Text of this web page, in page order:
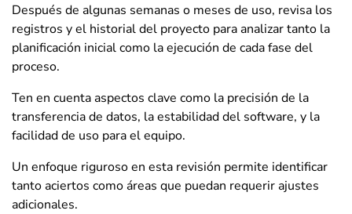
Después de algunas semanas o meses de uso, revisa los
registros y el historial del proyecto para analizar tanto la
planificación inicial como la ejecución de cada fase del
proceso.
Ten en cuenta aspectos clave como la precisión de la
transferencia de datos, la estabilidad del software, y la
facilidad de uso para el equipo.
Un enfoque riguroso en esta revisión permite identificar
tanto aciertos como áreas que puedan requerir ajustes
adicionales.